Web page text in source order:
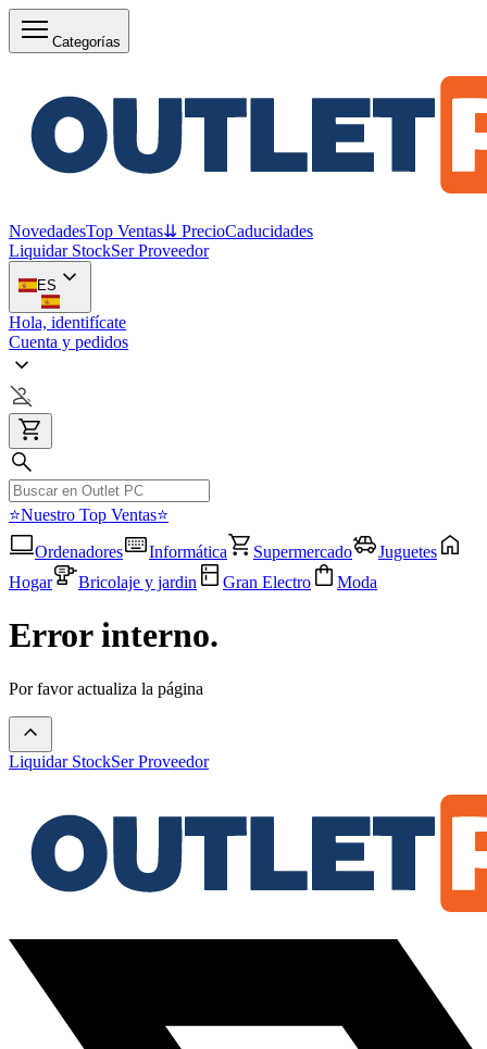
Categorías
NovedadesTop Ventas⇊ PrecioCaducidades
Liquidar StockSer Proveedor
ES
Hola, identifícate
Cuenta y pedidos
⭐Nuestro Top Ventas⭐
Ordenadores
Informática Supermercado
Juguetes
Hogar
Bricolaje y jardin Gran Electro Moda
Error interno.
Por favor actualiza la página
Liquidar StockSer Proveedor